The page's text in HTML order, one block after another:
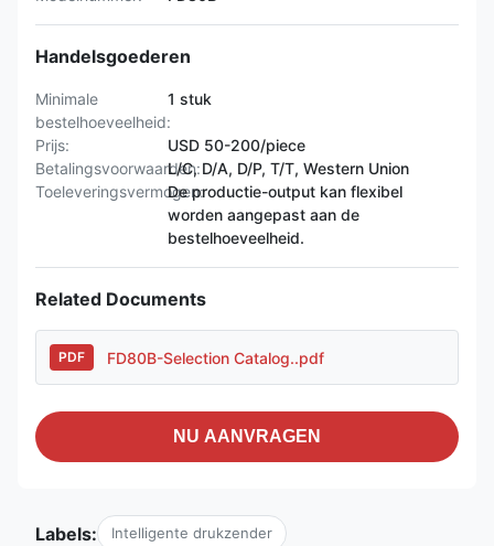
Handelsgoederen
Minimale
bestelhoeveelheid:
1 stuk
Prijs:
USD 50-200/piece
Betalingsvoorwaarden:L/C, D/A, D/P, T/T, Western Union
Toeleveringsvermogen:De productie-output kan flexibel
worden aangepast aan de
bestelhoeveelheid.
Related Documents
PDF FD80B-Selection Catalog..pdf
NU AANVRAGEN
Labels: Intelligente drukzender